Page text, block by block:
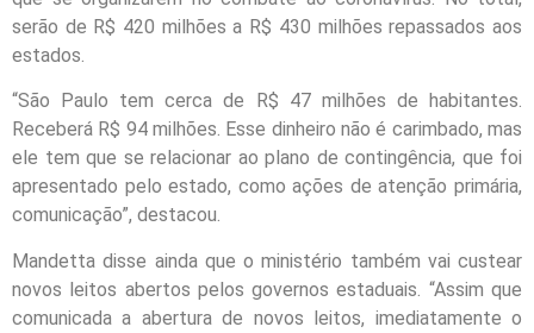
serão de R$ 420 milhões a R$ 430 milhões repassados aos
estados.
“São Paulo tem cerca de R$ 47 milhões de habitantes.
Receberá R$ 94 milhões. Esse dinheiro não é carimbado, mas
ele tem que se relacionar ao plano de contingência, que foi
apresentado pelo estado, como ações de atenção primária,
comunicação”, destacou.
Mandetta disse ainda que o ministério também vai custear
novos leitos abertos pelos governos estaduais. “Assim que
comunicada a abertura de novos leitos, imediatamente o